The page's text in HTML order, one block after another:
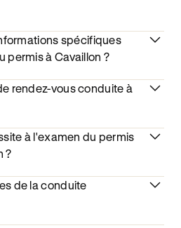
spécifiques
permis à Cavaillon ?
rendez-vous conduite à
à l'examen du permis
?
de la conduite